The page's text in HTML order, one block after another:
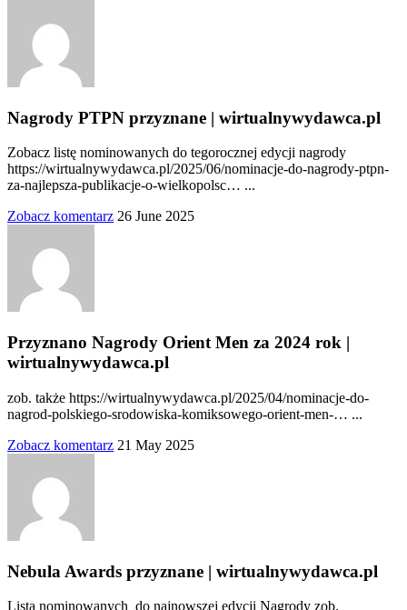
Nagrody PTPN przyznane | wirtualnywydawca.pl
Zobacz listę nominowanych do tegorocznej edycji nagrody
https://wirtualnywydawca.pl/2025/06/nominacje-do-nagrody-ptpn-
za-najlepsza-publikacje-o-wielkopolsc… ...
Zobacz komentarz 26 June 2025
Przyznano Nagrody Orient Men za 2024 rok |
wirtualnywydawca.pl
zob. także https://wirtualnywydawca.pl/2025/04/nominacje-do-
nagrod-polskiego-srodowiska-komiksowego-orient-men-… ...
Zobacz komentarz 21 May 2025
Nebula Awards przyznane | wirtualnywydawca.pl
Lista nominowanych do najnowszej edycji Nagrody zob.